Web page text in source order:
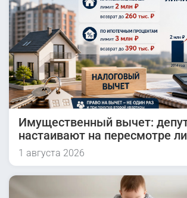
Имущественный вычет:
настаивают на пересмотре
1 августа 2026